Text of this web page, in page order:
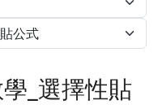
_選擇性貼